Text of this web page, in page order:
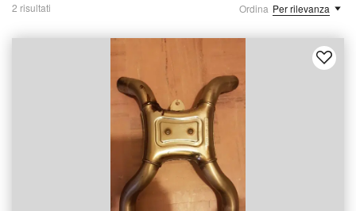
2 risultati Ordina Per rilevanza